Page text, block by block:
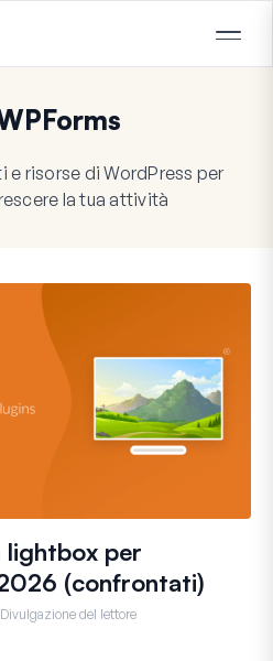
e risorse di WordPress per
la tua attività
lightbox per
(confrontati)
Divulgazione del lettore